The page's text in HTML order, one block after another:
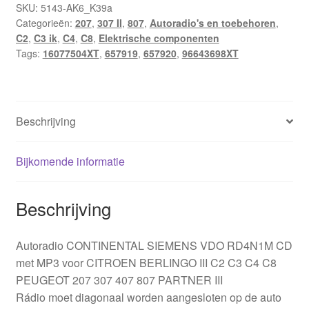
SKU: 5143-AK6_K39a
Categorieën: 207, 307 II, 807, Autoradio's en toebehoren,
C2, C3 ik, C4, C8, Elektrische componenten
Tags: 16077504XT, 657919, 657920, 96643698XT
Beschrijving
Bijkomende informatie
Beschrijving
Autoradio CONTINENTAL SIEMENS VDO RD4N1M CD
met MP3 voor CITROEN BERLINGO III C2 C3 C4 C8
PEUGEOT 207 307 407 807 PARTNER III
Rádio moet diagonaal worden aangesloten op de auto